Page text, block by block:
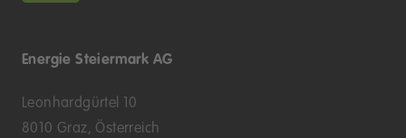
Energie Steiermark AG
Leonhardgürtel 10
8010 Graz, Österreich